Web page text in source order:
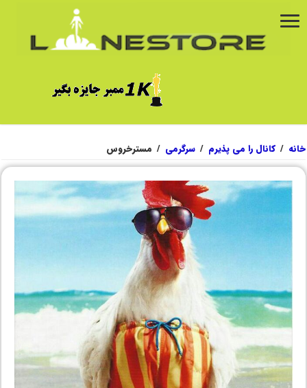
خانه / کانال را می پذیرم / سرگرمی / مسترخروس